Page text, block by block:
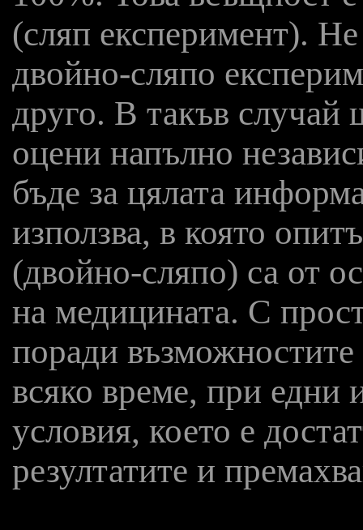
(сляп експеримент).
двойно-сляпо
друго. В такъв случай
оцени напълно
бъде за цялата
използва, в която
(двойно-сляпо) са от
на медицината. С
поради
всяко време, при
условия, което е
резултатите и